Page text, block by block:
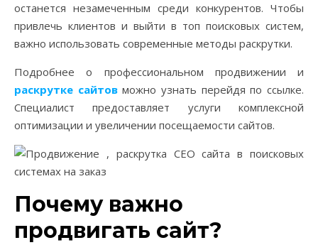
останется незамеченным среди конкурентов. Чтобы
привлечь клиентов и выйти в топ поисковых систем,
важно использовать современные методы раскрутки.
Подробнее о профессиональном продвижении и
раскрутке сайтовможно узнать перейдя по ссылке.
Специалист предоставляет услуги комплексной
оптимизации и увеличении посещаемости сайтов.
Почему важно
продвигать сайт?